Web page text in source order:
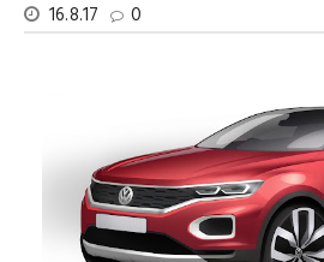
16.8.17
0